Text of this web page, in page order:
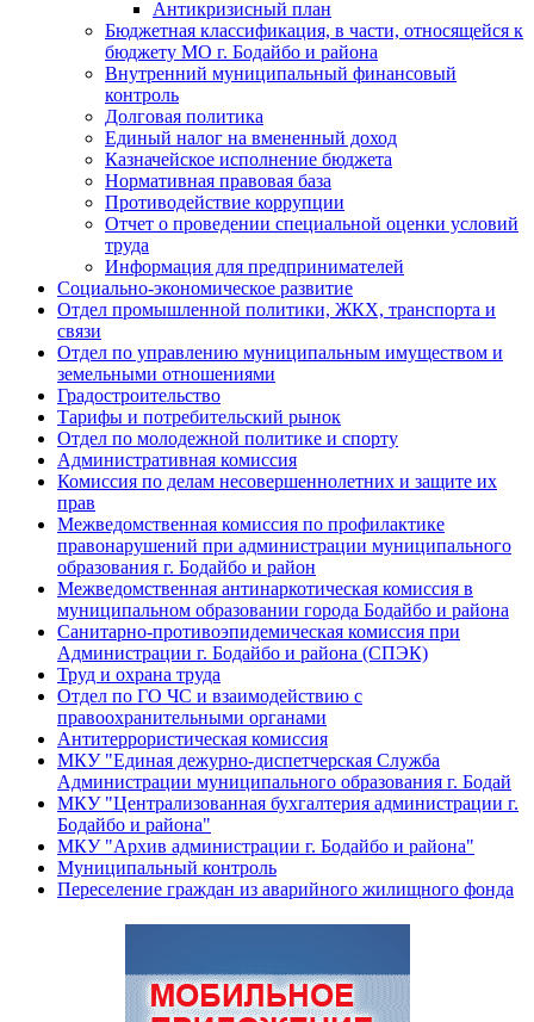
Антикризисный план
Бюджетная классификация, в части, относящейся к
бюджету МО г. Бодайбо и района
Внутренний муниципальный финансовый
контроль
Долговая политика
Единый налог на вмененный доход
Казначейское исполнение бюджета
Нормативная правовая база
Противодействие коррупции
Отчет о проведении специальной оценки условий
труда
Информация для предпринимателей
Социально-экономическое развитие
Отдел промышленной политики, ЖКХ, транспорта и
связи
Отдел по управлению муниципальным имуществом и
земельными отношениями
Градостроительство
Тарифы и потребительский рынок
Отдел по молодежной политике и спорту
Административная комиссия
Комиссия по делам несовершеннолетних и защите их
прав
Межведомственная комиссия по профилактике
правонарушений при администрации муниципального
образования г. Бодайбо и район
Межведомственная антинаркотическая комиссия в
муниципальном образовании города Бодайбо и района
Санитарно-противоэпидемическая комиссия при
Администрации г. Бодайбо и района (СПЭК)
Труд и охрана труда
Отдел по ГО ЧС и взаимодействию с
правоохранительными органами
Антитеррористическая комиссия
МКУ "Единая дежурно-диспетчерская Служба
Администрации муниципального образования г. Бодай
МКУ "Централизованная бухгалтерия администрации г.
Бодайбо и района"
МКУ "Архив администрации г. Бодайбо и района"
Муниципальный контроль
Переселение граждан из аварийного жилищного фонда